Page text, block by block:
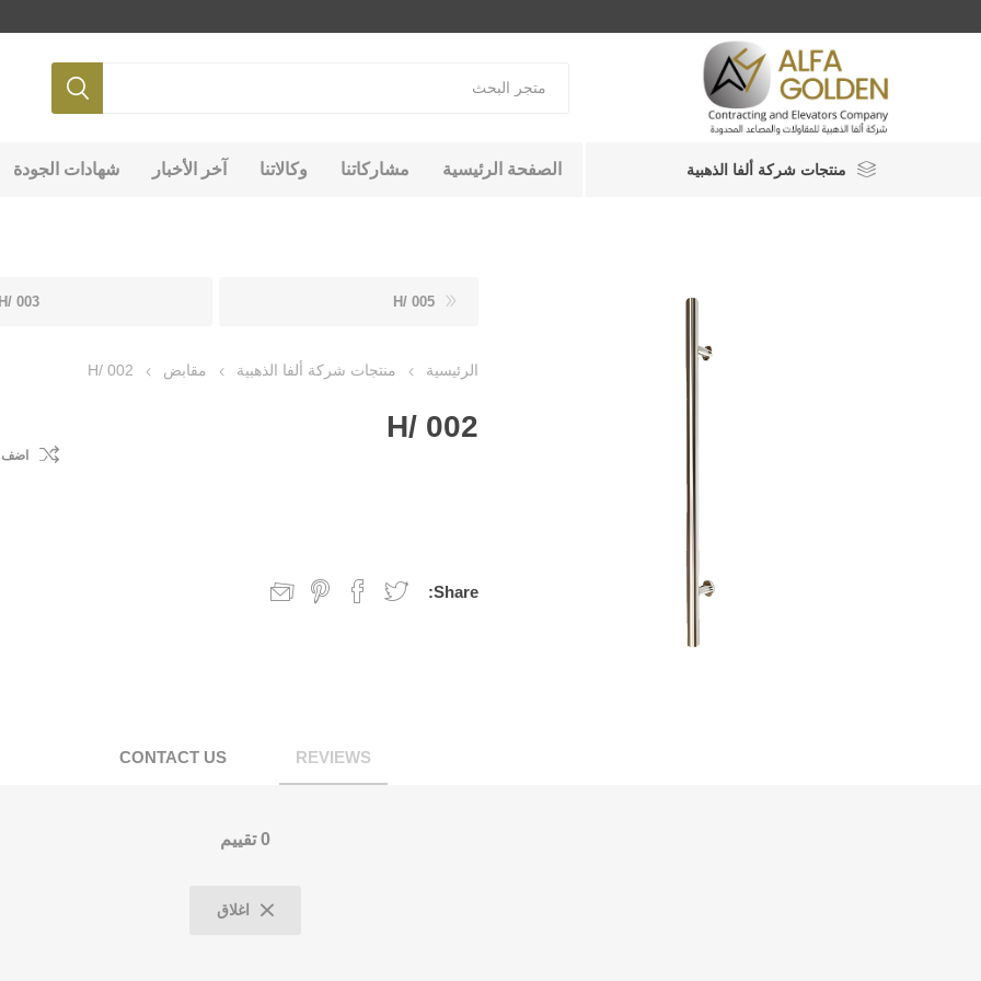
منتجات شركة ألفا الذهبية الصفحة الرئيسية مشاركاتنا وكالاتنا آخر الأخبار شهادات الجودة
H/ 005
003
الرئيسية منتجات شركة ألفا الذهبية مقابض H/ 002
H/ 002
اضف
Share:
REVIEWS
CONTACT US
0 تقييم
اغلاق